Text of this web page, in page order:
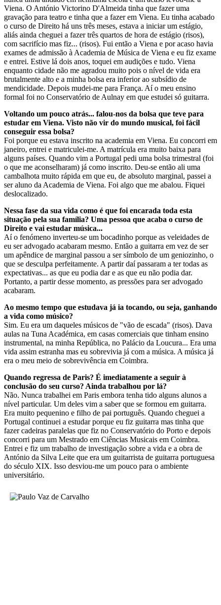
Viena. O António Victorino D'Almeida tinha que fazer uma
gravação para teatro e tinha que a fazer em Viena. Eu tinha acabado
o curso de Direito há uns três meses, estava a iniciar um estágio,
aliás ainda cheguei a fazer três quartos de hora de estágio (risos),
com sacrifício mas fiz... (risos). Fui então a Viena e por acaso havia
exames de admissão à Academia de Música de Viena e eu fiz exame
e entrei. Estive lá dois anos, toquei em audições e tudo. Viena
enquanto cidade não me agradou muito pois o nível de vida era
brutalmente alto e a minha bolsa era inferior ao subsídio de
mendicidade. Depois mudei-me para França. Aí o meu ensino
formal foi no Conservatório de Aulnay em que estudei só guitarra.
Voltando um pouco atrás... falou-nos da bolsa que teve para
estudar em Viena. Visto não vir do mundo musical, foi fácil
conseguir essa bolsa?
Foi porque eu estava inscrito na academia em Viena. Eu concorri em
janeiro, entrei e matriculei-me. A matrícula era muito baixa para
alguns países. Quando vim a Portugal pedi uma bolsa trimestral (foi
o que me aconselharam) já como inscrito. Deu-se então ali uma
cambalhota muito rápida em que eu, de absoluto marginal, passei a
ser aluno da Academia de Viena. Foi algo que me abalou. Fiquei
deslocalizado.
Nessa fase da sua vida como é que foi encarada toda esta
situação pela sua família? Uma pessoa que acaba o curso de
Direito e vai estudar música...
Aí o fenómeno inverteu-se um bocadinho porque as veleidades de
eu ser advogado acabaram mesmo. Então a guitarra em vez de ser
um apêndice de marginal passou a ser símbolo de um geniozinho, o
que se desculpa perfeitamente. A partir daí passaram a ter todas as
expectativas... as que eu podia dar e as que eu não podia dar.
Portanto, a partir desse momento, as pressões para ser advogado
acabaram.
Ao mesmo tempo que estudava já ia tocando, ou seja, ganhando
a vida como músico?
Sim. Eu era um daqueles músicos de "vão de escada" (risos). Dava
aulas na Tuna Académica, em casas comerciais que tinham ensino
instrumental, na minha República, no Palácio da Loucura... Era uma
vida assim estranha mas eu sobrevivia já com a música. A música já
era o meu meio de sobrevivência em Coimbra.
Quando regressa de Paris? É imediatamente a seguir à
conclusão do seu curso? Ainda trabalhou por lá?
Não. Nunca trabalhei em Paris embora tenha tido alguns alunos a
nível particular. Um deles vim a saber que se formou em guitarra.
Era muito pequenino e filho de pai português. Quando cheguei a
Portugal continuei a estudar porque eu fiz guitarra mas tinha que
fazer cadeiras paralelas que fiz no Conservatório do Porto e depois
concorri para um Mestrado em Ciências Musicais em Coimbra.
Entrei e fiz um trabalho de investigação sobre a vida e a obra de
António da Silva Leite que era um guitarrista de guitarra portuguesa
do século XIX. Isso desviou-me um pouco para o ambiente
universitário.